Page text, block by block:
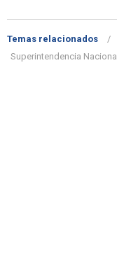
Temas relacionados
Superintendencia